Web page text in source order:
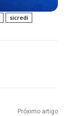
sicredi
Próximo artigo